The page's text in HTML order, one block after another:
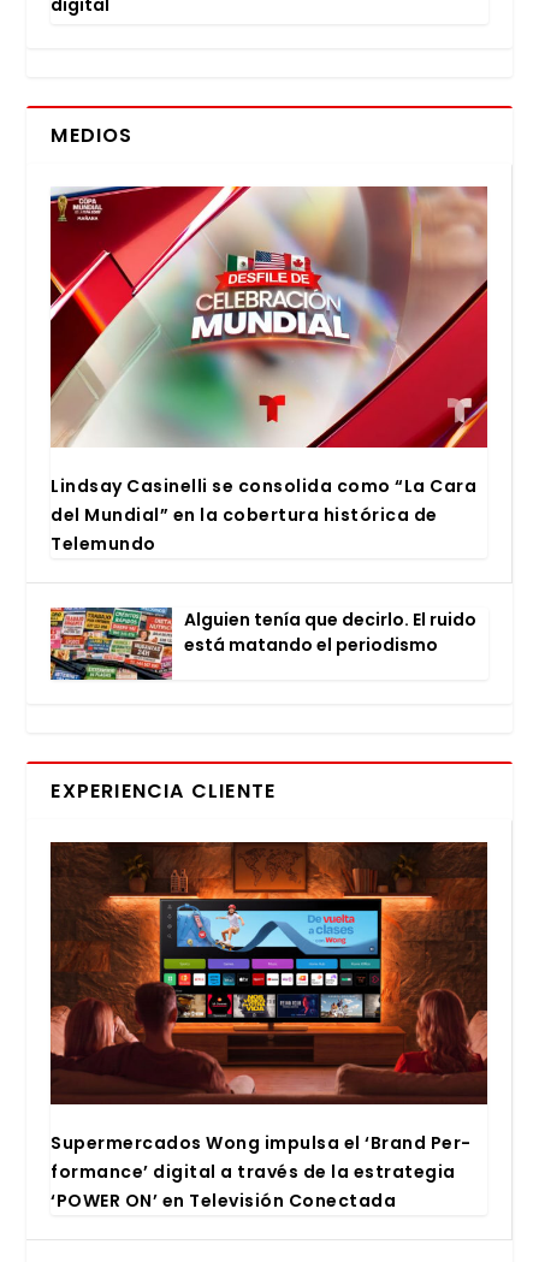
digi­tal
MEDIOS
Lind­say Casi­ne­lli se con­so­li­da como “La Cara
del Mun­dial” en la cober­tu­ra his­tó­ri­ca de
Tele­mun­do
Alguien tenía que decir­lo. El rui­do
está matan­do el perio­dis­mo
EXPERIENCIA CLIENTE
Super­mer­ca­dos Wong impul­sa el ‘Brand Per­
for­man­ce’ digi­tal a tra­vés de la estra­te­gia
‘POWER ON’ en Tele­vi­sión Conec­ta­da